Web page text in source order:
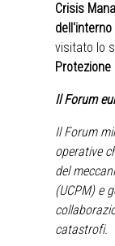
Crisis
dell'interno
visitato lo
Protezione
Il Forum
Il Forum
operative
del
(UCPM)e
catastrofi.